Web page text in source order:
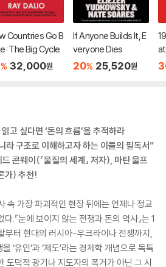
Countries Go B
The Big Cycle
% 32,000원
If Anyone Builds It, E
veryone Dies
20% 25,520원
고 싶다면 ‘돈의 흐름’을 추적하라
라 구조로 이해하고자 하는 이들의 필독서”
콘웨이(『물질의 세계』 저자), 마틴 울프
가) 추천!
속 가장 파괴적인 현장 뒤에는 언제나 정교
.『눈에 보이지 않는 전쟁과 돈의 역사』는 1
부터 현대의 러시아-우크라이나 전쟁까지,
‘유인’과 ‘제도’라는 경제학 개념으로 독특
도덕적 광기나 지도자의 폭거가 아닌 그 시